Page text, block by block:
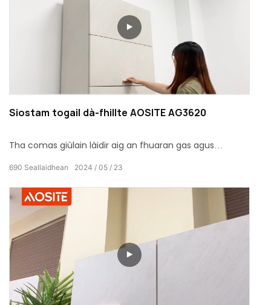
Siostam togail dà-fhillte AOSITE AG3620
Tha comas giùlain làidir aig an fhuaran gas agus
an aghaidh togte, tha e gu tur bog agus dùinte gun
fhuaim.
2024 05 23
690 Seallaidhean